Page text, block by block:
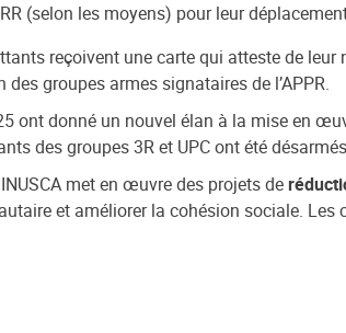
(selon les moyens) pour leur
reçoivent une carte qui atteste de
groupes armes signataires de l’APPR.
ont donné un nouvel élan à la mise en
des groupes 3R et UPC ont été
met en œuvre des projets de
et améliorer la cohésion sociale.